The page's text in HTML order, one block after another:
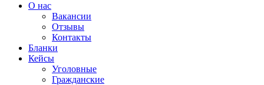
О нас
Вакансии
Отзывы
Контакты
Бланки
Кейсы
Уголовные
Гражданские